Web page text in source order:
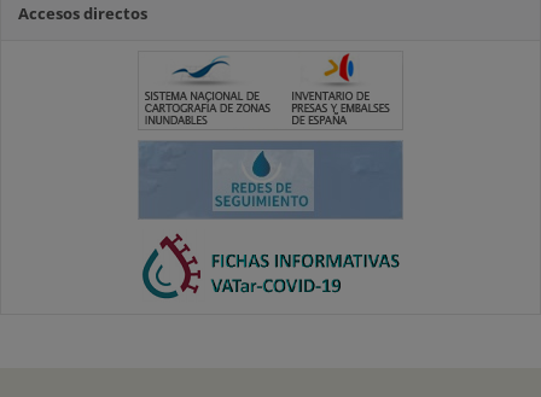
Accesos directos